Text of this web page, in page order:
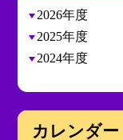
2026年度
2025年度
2024年度
カレンダー